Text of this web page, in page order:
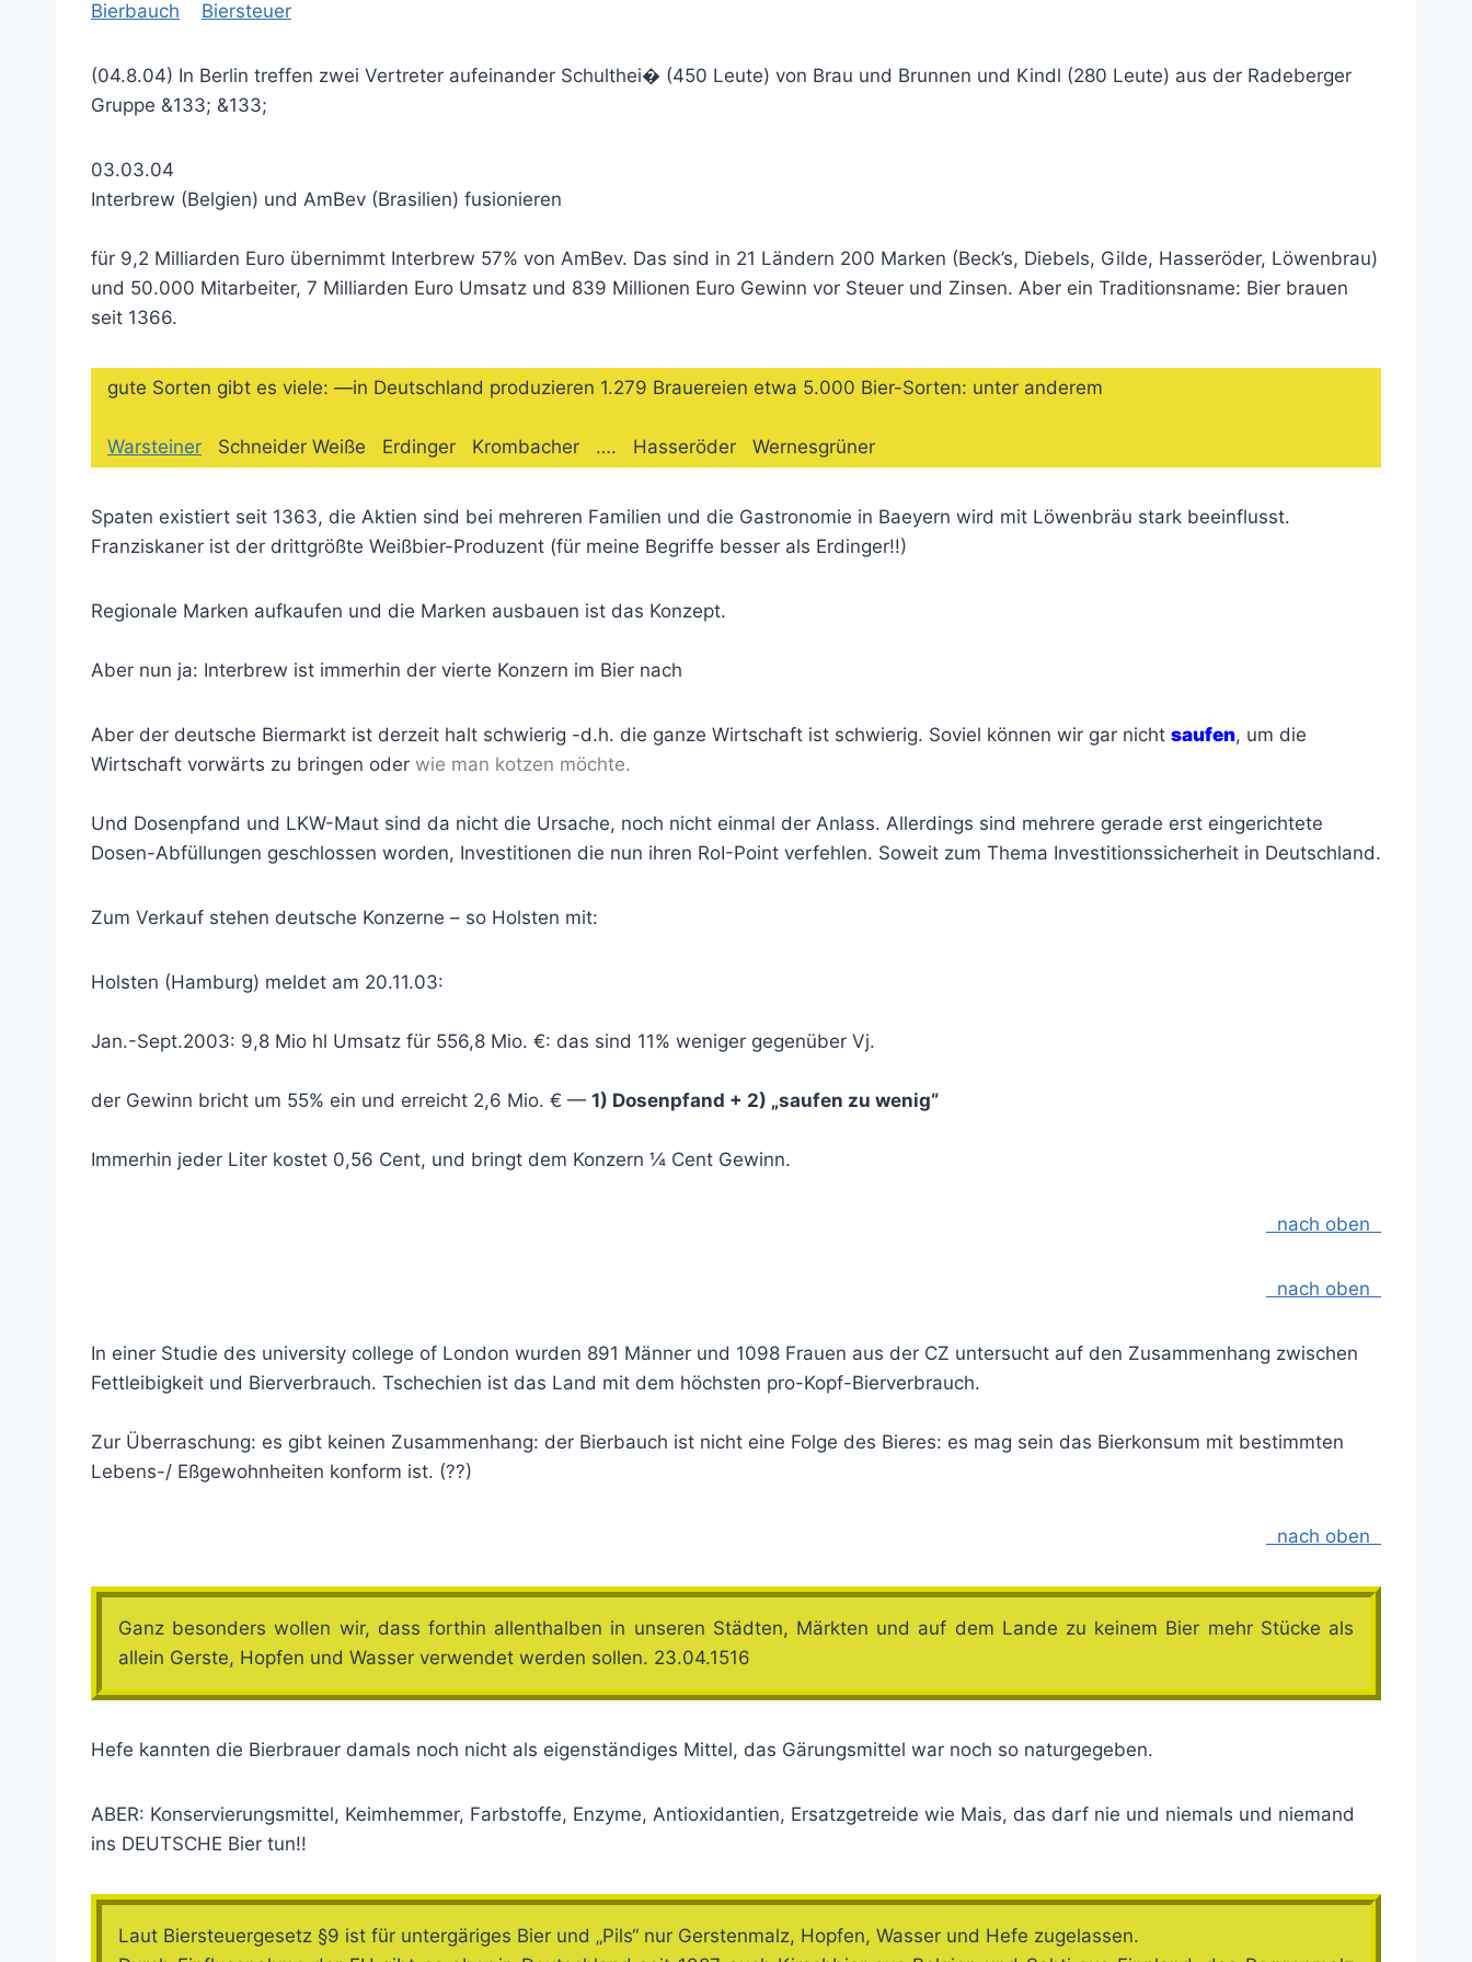
Bierbauch Biersteuer
(04.8.04) In Berlin treffen zwei Vertreter aufeinander Schulthei� (450 Leute) von Brau und Brunnen und Kindl (280 Leute) aus der Radeberger
Gruppe &133; &133;
03.03.04
Interbrew (Belgien) und AmBev (Brasilien) fusionieren
für 9,2 Milliarden Euro übernimmt Interbrew 57% von AmBev. Das sind in 21 Ländern 200 Marken (Beck’s, Diebels, Gilde, Hasseröder, Löwenbrau)
und 50.000 Mitarbeiter, 7 Milliarden Euro Umsatz und 839 Millionen Euro Gewinn vor Steuer und Zinsen. Aber ein Traditionsname: Bier brauen
seit 1366.
gute Sorten gibt es viele: —in Deutschland produzieren 1.279 Brauereien etwa 5.000 Bier-Sorten: unter anderem
Warsteiner Schneider Weiße Erdinger Krombacher …. Hasseröder Wernesgrüner
Spaten existiert seit 1363, die Aktien sind bei mehreren Familien und die Gastronomie in Baeyern wird mit Löwenbräu stark beeinflusst.
Franziskaner ist der drittgrößte Weißbier-Produzent (für meine Begriffe besser als Erdinger!!)
Regionale Marken aufkaufen und die Marken ausbauen ist das Konzept.
Aber nun ja: Interbrew ist immerhin der vierte Konzern im Bier nach
Aber der deutsche Biermarkt ist derzeit halt schwierig -d.h. die ganze Wirtschaft ist schwierig. Soviel können wir gar nicht saufen, um die
Wirtschaft vorwärts zu bringen oder wie man kotzen möchte.
Und Dosenpfand und LKW-Maut sind da nicht die Ursache, noch nicht einmal der Anlass. Allerdings sind mehrere gerade erst eingerichtete
Dosen-Abfüllungen geschlossen worden, Investitionen die nun ihren RoI-Point verfehlen. Soweit zum Thema Investitionssicherheit in Deutschland.
Zum Verkauf stehen deutsche Konzerne – so Holsten mit:
Holsten (Hamburg) meldet am 20.11.03:
Jan.-Sept.2003: 9,8 Mio hl Umsatz für 556,8 Mio. €: das sind 11% weniger gegenüber Vj.
der Gewinn bricht um 55% ein und erreicht 2,6 Mio. € — 1) Dosenpfand + 2) „saufen zu wenig“
Immerhin jeder Liter kostet 0,56 Cent, und bringt dem Konzern ¼ Cent Gewinn.
nach oben
nach oben
In einer Studie des university college of London wurden 891 Männer und 1098 Frauen aus der CZ untersucht auf den Zusammenhang zwischen
Fettleibigkeit und Bierverbrauch. Tschechien ist das Land mit dem höchsten pro-Kopf-Bierverbrauch.
Zur Überraschung: es gibt keinen Zusammenhang: der Bierbauch ist nicht eine Folge des Bieres: es mag sein das Bierkonsum mit bestimmten
Lebens-/ Eßgewohnheiten konform ist. (??)
nach oben
Ganz besonders wollen wir, dass forthin allenthalben in unseren Städten, Märkten und auf dem Lande zu keinem Bier mehr Stücke als
allein Gerste, Hopfen und Wasser verwendet werden sollen. 23.04.1516
Hefe kannten die Bierbrauer damals noch nicht als eigenständiges Mittel, das Gärungsmittel war noch so naturgegeben.
ABER: Konservierungsmittel, Keimhemmer, Farbstoffe, Enzyme, Antioxidantien, Ersatzgetreide wie Mais, das darf nie und niemals und niemand
ins DEUTSCHE Bier tun!!
Laut Biersteuergesetz §9 ist für untergäriges Bier und „Pils“ nur Gerstenmalz, Hopfen, Wasser und Hefe zugelassen.